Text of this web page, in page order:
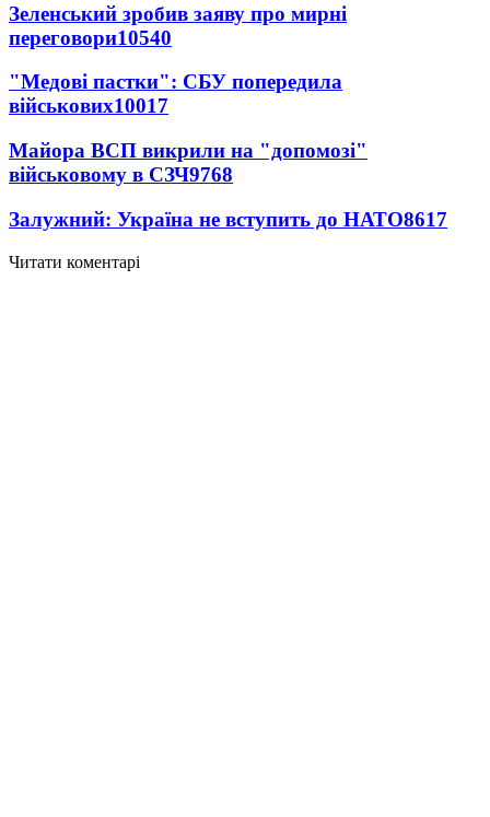
Зеленський зробив заяву про мирні
переговори10540
"Медові пастки": СБУ попередила
військових10017
Майора ВСП викрили на "допомозі"
військовому в СЗЧ9768
Залужний: Україна не вступить до НАТО8617
Читати коментарі